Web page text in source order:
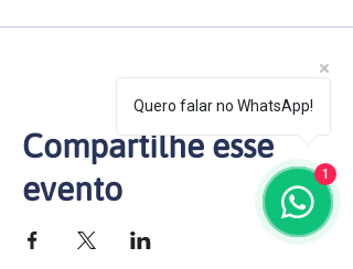
Compartilhe esse
evento
Quero falar no WhatsApp!
1